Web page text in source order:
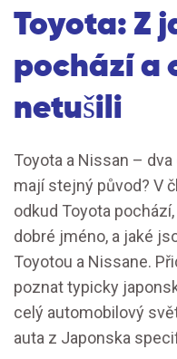
Toyota: Z
pochází a
netušili
Toyota a Nissan –
mají stejný původ? V
odkud Toyota
dobré jméno, a jaké
Toyotou a Nissane.
poznat typicky
celý automobilový
auta z Japonska